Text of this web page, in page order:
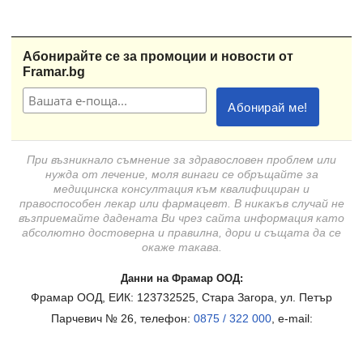
Абонирайте се за промоции и новости от
Framar.bg
При възникнало съмнение за здравословен проблем или
нужда от лечение, моля винаги се обръщайте за
медицинска консултация към квалифициран и
правоспособен лекар или фармацевт. В никакъв случай не
възприемайте дадената Ви чрез сайта информация като
абсолютно достоверна и правилна, дори и същата да се
окаже такава.
Данни на Фрамар ООД:
Фрамар ООД, ЕИК: 123732525, Стара Загора, ул. Петър
Парчевич № 26, телефон: 0875 / 322 000, e-mail: